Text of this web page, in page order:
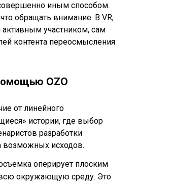
иным способом.
обращать внимание. В VR,
активным участником, сам
контента переосмысления
OZO
от линейного
истории, где выбор
разработки
возможных исходов.
оперирует плоским
всю окружающую среду. Это